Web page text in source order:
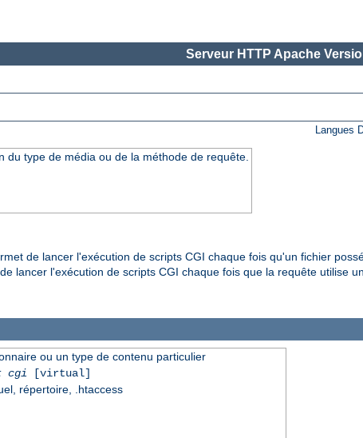
Serveur HTTP Apache
Langues
du type de média ou de la méthode de requête.
de lancer l'exécution de scripts CGI chaque fois qu'un fichier
lancer l'exécution de scripts CGI chaque fois que la requête utilise
ou un type de contenu particulier
cgi [virtual]
répertoire, .htaccess